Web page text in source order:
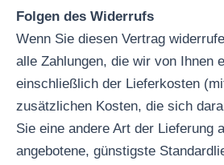
Folgen des Widerrufs
Wenn Sie diesen Vertrag
alle Zahlungen, die wir von Ihnen
einschließlich der Lieferkosten
zusätzlichen Kosten, die sich
Sie eine andere Art der Lieferung
angebotene, günstigste